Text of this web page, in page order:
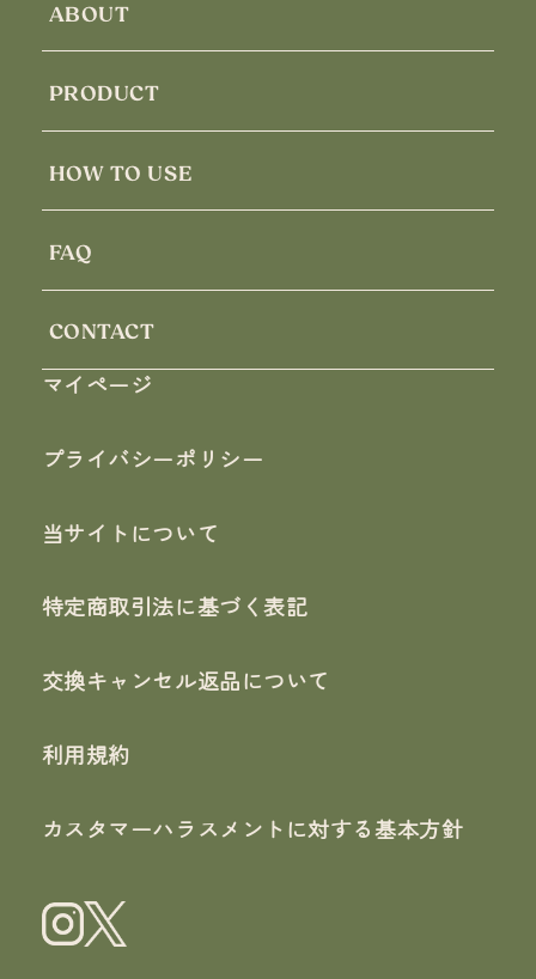
ABOUT
PRODUCT
HOW TO USE
FAQ
CONTACT
マイページ
プライバシーポリシー
当サイトについて
特定商取引法に基づく表記
交換キャンセル返品について
利用規約
カスタマーハラスメントに対する基本方針